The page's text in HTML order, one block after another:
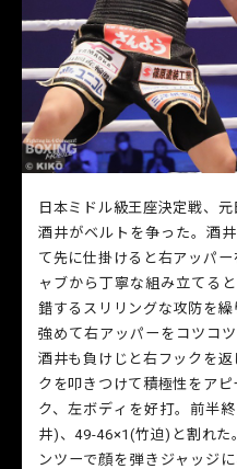
日本ミドル級王座決定戦、
酒井がベルトを争った。酒
て先に仕掛けると右アッパ
ャブから丁寧な組み立てる
錯するスリリングな攻防を
強めて右アッパーをコツコ
酒井も負けじと右フックを
クを叩きつけて積極性をア
ク、左ボディを好打。前半
井)、49-46×1(竹迫)と割れた
ンツーで顔を弾きジャッジ